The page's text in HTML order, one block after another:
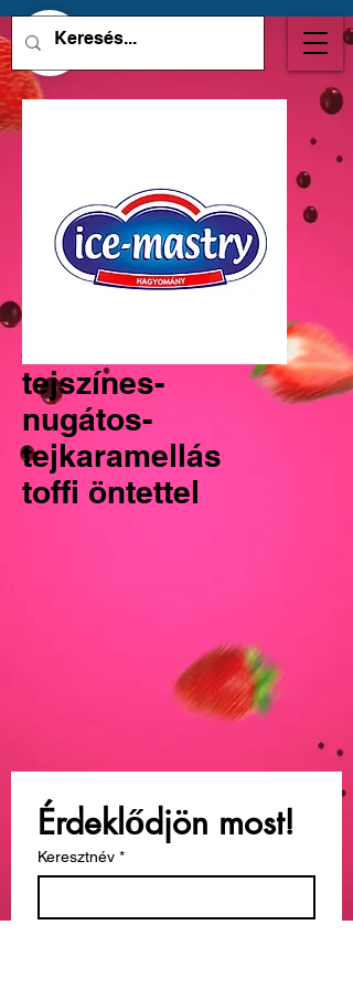
tejszínes-
nugátos-
tejkaramellás
toffi öntettel
Érdeklődjön most!
Keresztnév *